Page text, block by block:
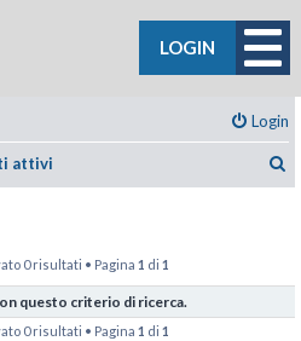
LOGIN
Login
attivi
0 risultati • Pagina 1 di 1
questo criterio di ricerca.
0 risultati • Pagina 1 di 1